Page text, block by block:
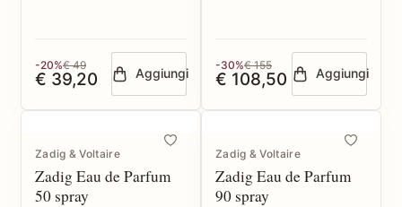
-20%€ 49
€ 39,20 Aggiungi
-30%€ 155
€ 108,50 Aggiungi
Zadig & Voltaire
Zadig Eau de Parfum
50 spray
Zadig & Voltaire
Zadig Eau de Parfum
90 spray